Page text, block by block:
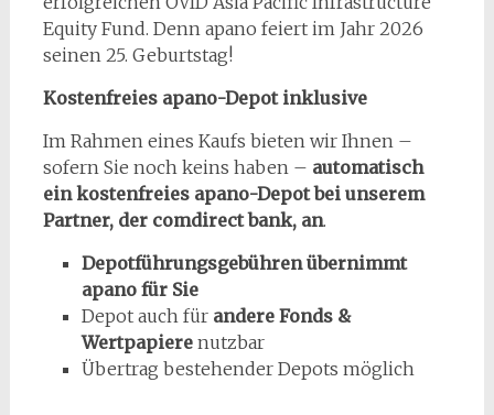
Equity Fund. Denn apano feiert im Jahr 2026
seinen 25. Geburtstag!
Kostenfreies apano-Depot inklusive
Im Rahmen eines Kaufs bieten wir Ihnen –
sofern Sie noch keins haben – automatisch
ein kostenfreies apano-Depot bei unserem
Partner, der comdirect bank, an.
Depotführungsgebühren übernimmt
apano für Sie
Depot auch für andere Fonds &
Wertpapierenutzbar
Übertrag bestehender Depots möglich